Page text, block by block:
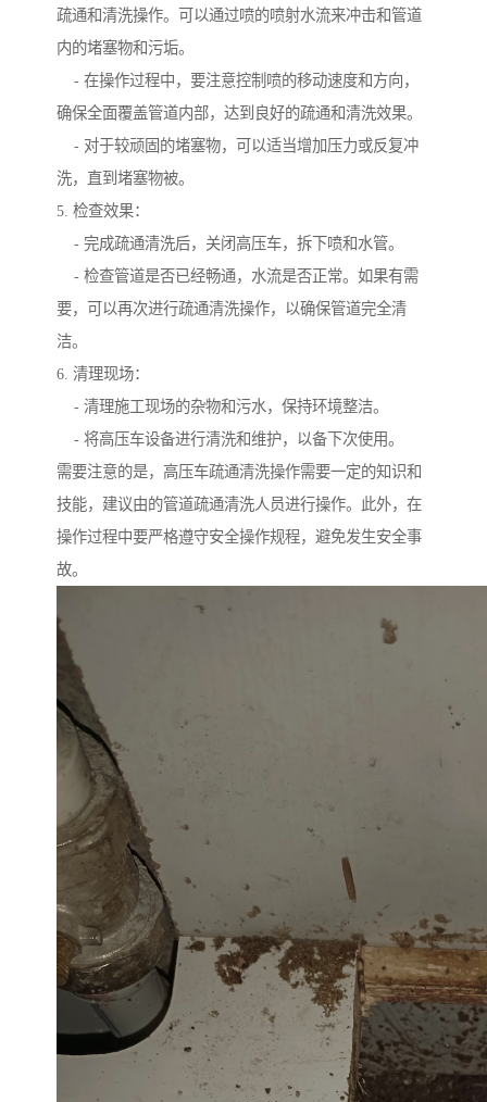
疏通和清洗操作。可以通过喷的喷射水流来冲击和管道
内的堵塞物和污垢。
- 在操作过程中，要注意控制喷的移动速度和方向，
确保全面覆盖管道内部，达到良好的疏通和清洗效果。
- 对于较顽固的堵塞物，可以适当增加压力或反复冲
洗，直到堵塞物被。
5. 检查效果：
- 完成疏通清洗后，关闭高压车，拆下喷和水管。
- 检查管道是否已经畅通，水流是否正常。如果有需
要，可以再次进行疏通清洗操作，以确保管道完全清
洁。
6. 清理现场：
- 清理施工现场的杂物和污水，保持环境整洁。
- 将高压车设备进行清洗和维护，以备下次使用。
需要注意的是，高压车疏通清洗操作需要一定的知识和
技能，建议由的管道疏通清洗人员进行操作。此外，在
操作过程中要严格遵守安全操作规程，避免发生安全事
故。